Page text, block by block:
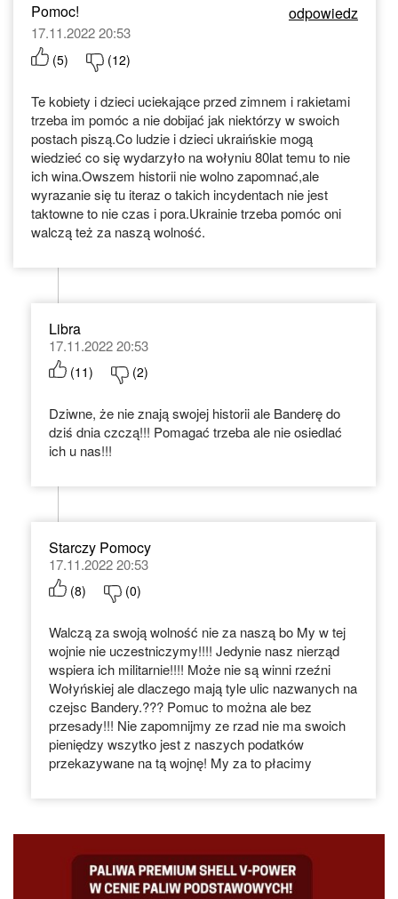
Pomoc! odpowiedz
17.11.2022 20:53
(5) (12)
Te kobiety i dzieci uciekające przed zimnem i rakietami
trzeba im pomóc a nie dobijać jak niektórzy w swoich
postach piszą.Co ludzie i dzieci ukraińskie mogą
wiedzieć co się wydarzyło na wołyniu 80lat temu to nie
ich wina.Owszem historii nie wolno zapomnać,ale
wyrazanie się tu iteraz o takich incydentach nie jest
taktowne to nie czas i pora.Ukrainie trzeba pomóc oni
walczą też za naszą wolność.
Libra
17.11.2022 20:53
(11) (2)
Dziwne, że nie znają swojej historii ale Banderę do
dziś dnia czczą!!! Pomagać trzeba ale nie osiedlać
ich u nas!!!
Starczy Pomocy
17.11.2022 20:53
(8) (0)
Walczą za swoją wolność nie za naszą bo My w tej
wojnie nie uczestniczymy!!!! Jedynie nasz nierząd
wspiera ich militarnie!!!! Może nie są winni rzeźni
Wołyńskiej ale dlaczego mają tyle ulic nazwanych na
czejsc Bandery.??? Pomuc to można ale bez
przesady!!! Nie zapomnijmy ze rzad nie ma swoich
pieniędzy wszytko jest z naszych podatków
przekazywane na tą wojnę! My za to płacimy